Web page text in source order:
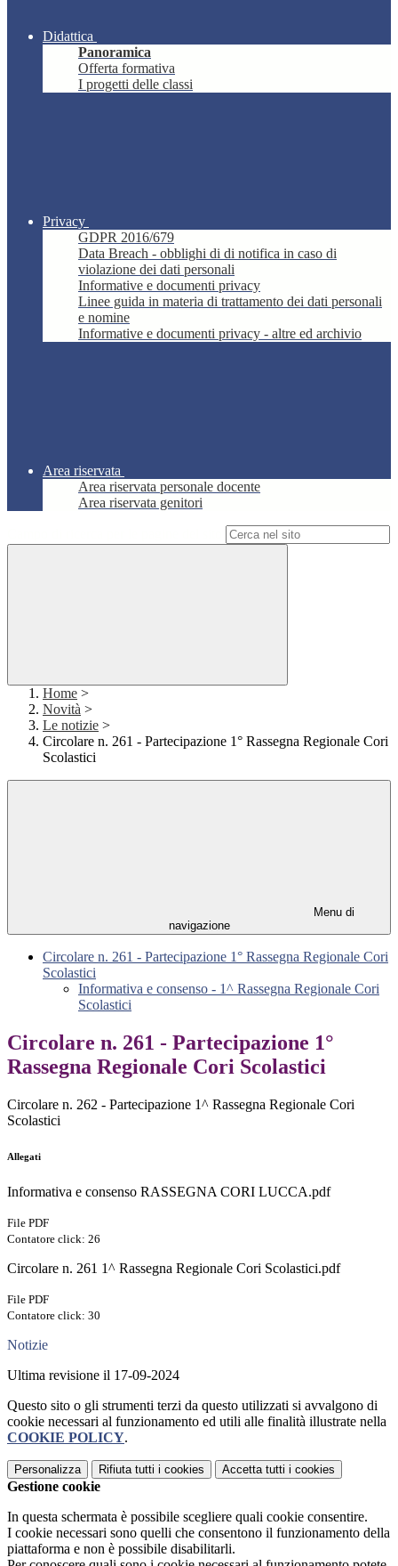
Didattica
Panoramica
Offerta formativa
I progetti delle classi
Privacy
GDPR 2016/679
Data Breach - obblighi di di notifica in caso di
violazione dei dati personali
Informative e documenti privacy
Linee guida in materia di trattamento dei dati personali
e nomine
Informative e documenti privacy - altre ed archivio
Area riservata
Area riservata personale docente
Area riservata genitori
Home >
Novità >
Le notizie >
Circolare n. 261 - Partecipazione 1° Rassegna Regionale Cori
Scolastici
Menu di
navigazione
Circolare n. 261 - Partecipazione 1° Rassegna Regionale Cori
Scolastici
Informativa e consenso - 1^ Rassegna Regionale Cori
Scolastici
Circolare n. 261 - Partecipazione 1°
Rassegna Regionale Cori Scolastici
Circolare n. 262 - Partecipazione 1^ Rassegna Regionale Cori
Scolastici
Allegati
Informativa e consenso RASSEGNA CORI LUCCA.pdf
File PDF
Contatore click: 26
Circolare n. 261 1^ Rassegna Regionale Cori Scolastici.pdf
File PDF
Contatore click: 30
Notizie
Ultima revisione il 17-09-2024
Questo sito o gli strumenti terzi da questo utilizzati si avvalgono di
cookie necessari al funzionamento ed utili alle finalità illustrate nella
COOKIE POLICY.
Personalizza Rifiuta tutti i cookies Accetta tutti i cookies
Gestione cookie
In questa schermata è possibile scegliere quali cookie consentire.
I cookie necessari sono quelli che consentono il funzionamento della
piattaforma e non è possibile disabilitarli.